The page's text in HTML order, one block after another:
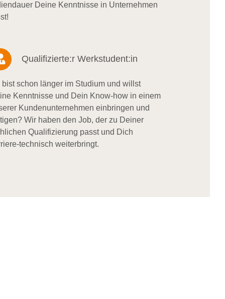
Deine Kenntnisse in Unternehmen
Qualifizierte:r Werkstudent:in
bist schon länger im Studium und willst
Kenntnisse und Dein Know-how in einem
Kundenunternehmen einbringen und
Wir haben den Job, der zu Deiner
Qualifizierung passt und Dich
technisch weiterbringt.